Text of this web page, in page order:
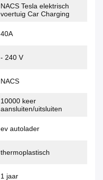
NACS Tesla elektrisch
voertuig Car Charging
40A
- 240 V
NACS
10000 keer
aansluiten/uitsluiten
ev autolader
thermoplastisch
1 jaar